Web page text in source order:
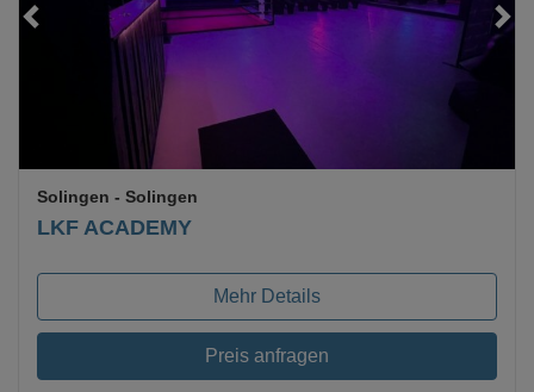
Loading...
LKF ACADEMY
Solingen - Solingen
Mehr Details
Preis anfragen